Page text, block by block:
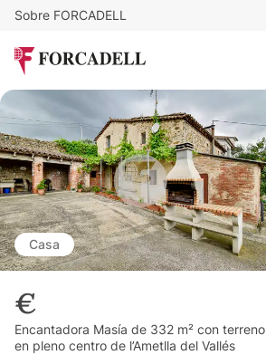
Sobre FORCADELL
Casa
€
Encantadora Masía de 332 m² con terreno
en pleno centro de l’Ametlla del Vallés